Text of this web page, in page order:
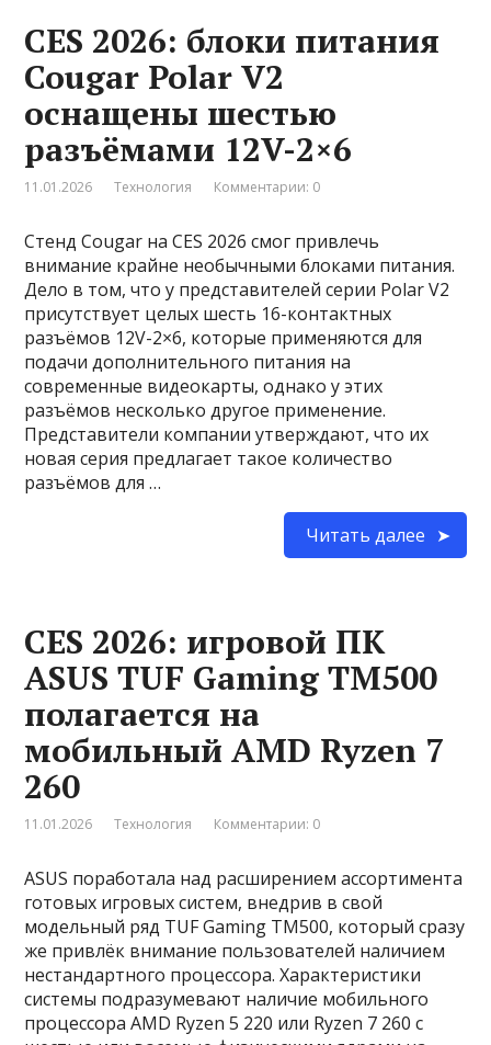
CES 2026: блоки питания
Cougar Polar V2
оснащены шестью
разъёмами 12V-2×6
11.01.2026 Технология Комментарии: 0
Стенд Cougar на CES 2026 смог привлечь
внимание крайне необычными блоками питания.
Дело в том, что у представителей серии Polar V2
присутствует целых шесть 16-контактных
разъёмов 12V-2×6, которые применяются для
подачи дополнительного питания на
современные видеокарты, однако у этих
разъёмов несколько другое применение.
Представители компании утверждают, что их
новая серия предлагает такое количество
разъёмов для …
Читать далее
CES 2026: игровой ПК
ASUS TUF Gaming TM500
полагается на
мобильный AMD Ryzen 7
260
11.01.2026 Технология Комментарии: 0
ASUS поработала над расширением ассортимента
готовых игровых систем, внедрив в свой
модельный ряд TUF Gaming TM500, который сразу
же привлёк внимание пользователей наличием
нестандартного процессора. Характеристики
системы подразумевают наличие мобильного
процессора AMD Ryzen 5 220 или Ryzen 7 260 с